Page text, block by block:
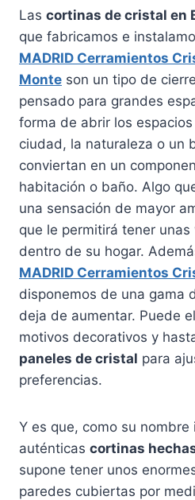
Las cortinas de cristal en
que fabricamos e
MADRID Cerramientos
Monte son un tipo de
pensado para grandes
forma de abrir los
ciudad, la naturaleza o un
conviertan en un
habitación o baño. Algo
una sensación de mayor
que le permitirá tener
dentro de su hogar.
MADRID Cerramientos
disponemos de una gama
deja de aumentar. Puede
motivos decorativos y
paneles de cristal para
preferencias.
Y es que, como su nombre
auténticas cortinas
supone tener unos
paredes cubiertas por